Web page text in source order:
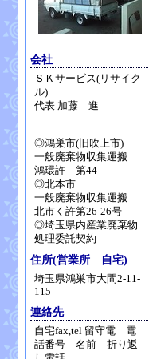
会社
ＳＫサービス(リサイク
ル)
代表 加藤 進
◎鴻巣市(旧吹上市)
一般廃棄物収集運搬
鴻環許 第44
◎北本市
一般廃棄物収集運搬
北市く許第26-26号
◎埼玉県内産業廃棄物
処理委託契約
住所(営業所 自宅)
埼玉県鴻巣市大間2-11-
115
連絡先
自宅fax,tel 留守電 電
話番号 名前 折り返